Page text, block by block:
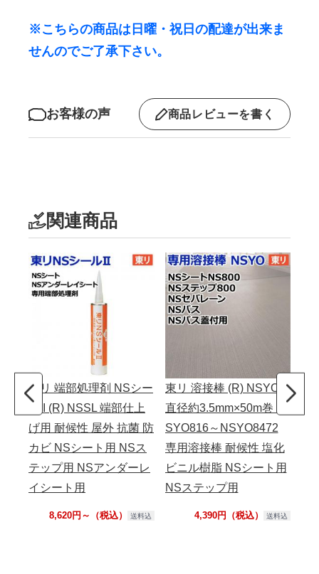
※こちらの商品は日曜・祝日の配達が出来ま
せんのでご了承下さい。
お客様の声 商品レビューを書く
関連商品
東リ 端部処理剤 NSシー
ルII (R) NSSL 端部仕上
げ用 耐候性 屋外 抗菌 防
カビ NSシート用 NSス
テップ用 NSアンダーレ
イシート用
8,620円～（税込） 送料込
東リ 溶接棒 (R) NSYO
直径約3.5mm×50m巻 N
SYO816～NSYO8472
専用溶接棒 耐候性 塩化
ビニル樹脂 NSシート用
NSステップ用
4,390円（税込） 送料込